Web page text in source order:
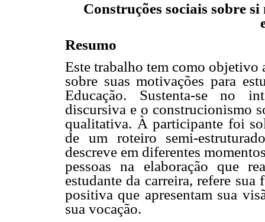
Construções sociais sobre
Resumo
Este trabalho tem como objetivo
sobre suas motivações para
Educação. Sustenta-se no
discursiva e o construcionismo
qualitativa. À participante foi
de um roteiro semi-
descreve em diferentes
pessoas na elaboração que
estudante da carreira, refere
positiva que apresentam sua
sua vocação.